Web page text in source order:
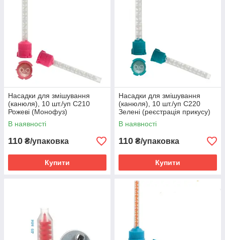
Насадки для змішування
(канюля), 10 шт./уп С210
Рожеві (Монофуз)
В наявності
110 ₴/упаковка
Купити
Насадки для змішування
(канюля), 10 шт./уп С220
Зелені (реєстрація прикусу)
В наявності
110 ₴/упаковка
Купити